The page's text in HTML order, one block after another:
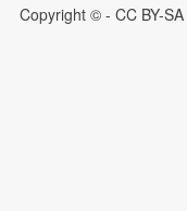
Copyright © - CC BY-SA